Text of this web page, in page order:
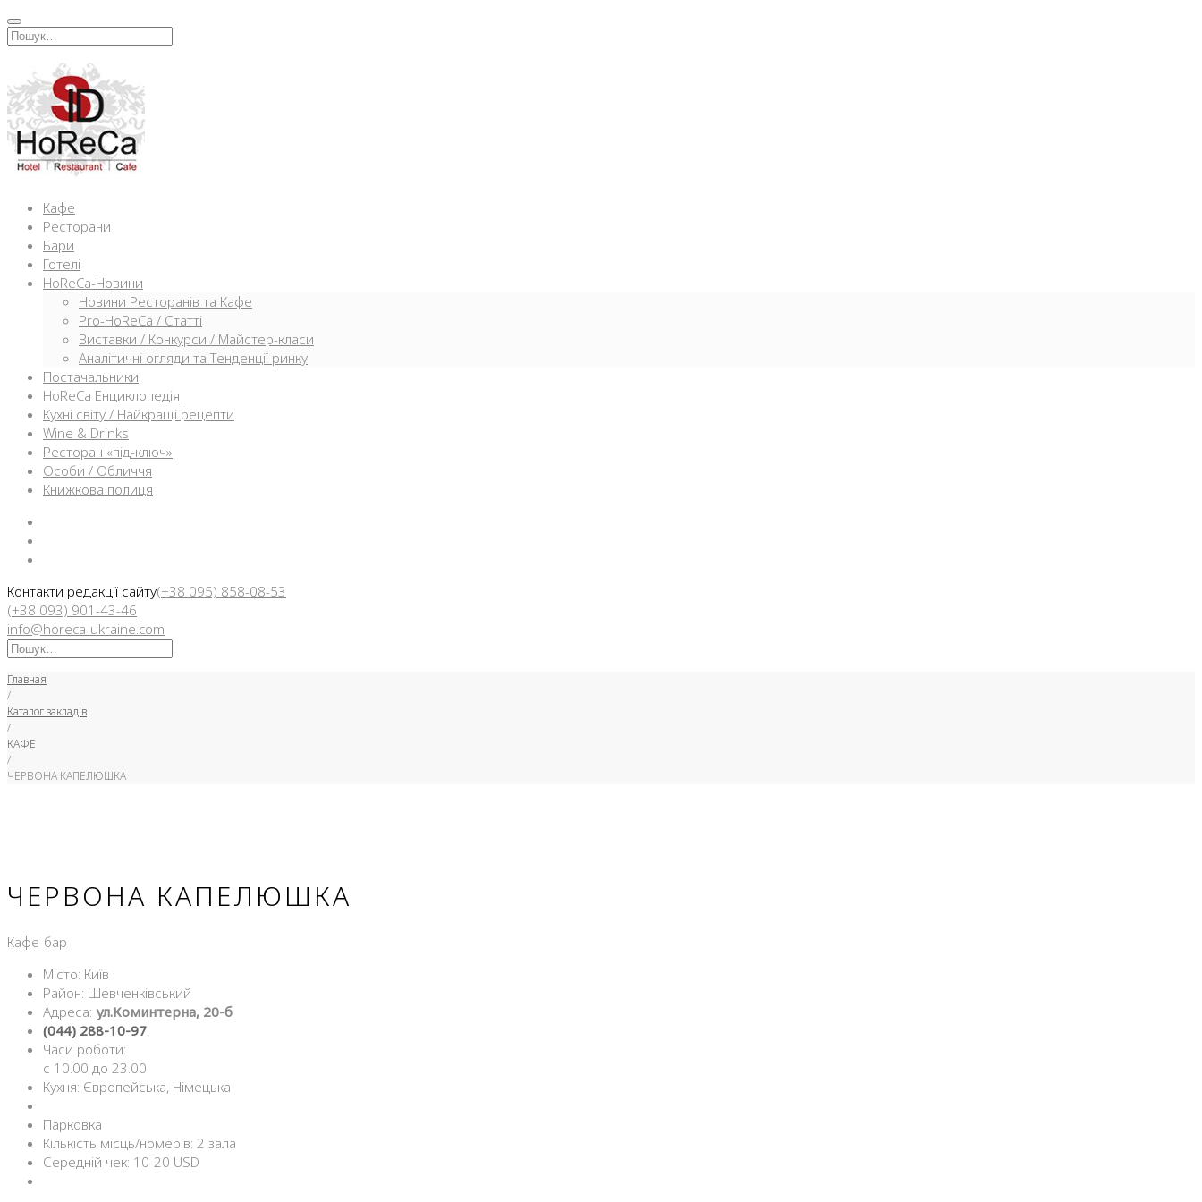
Перейти
кИскать:
Кафе
Ресторани
Бари
Готелі
HoReCa-Новини
Новини Ресторанів та Кафе
Pro-HoReCa / Статті
Виставки / Конкурси / Майстер-класи
Аналітичні огляди та Тенденції ринку
Постачальники
HoReCa Енциклопедія
Кухні світу / Найкращі рецепти
Wine & Drinks
Ресторан «під-ключ»
Особи / Обличчя
Книжкова полиця
Контакти редакції сайту(+38 095) 858-08-53
(+38 093) 901-43-46
info@horeca-ukraine.com
Искать:
Главная
/
Каталог закладів
/
КАФЕ
/
ЧЕРВОНА КАПЕЛЮШКА
ЧЕРВОНА КАПЕЛЮШКА
Кафе-бар
Місто: Київ
Район: Шевченківський
Адреса: ул.Коминтерна, 20-б
(044) 288-10-97
Часи роботи:
с 10.00 до 23.00
Кухня: Європейська, Німецька
Парковка
Кількість місць/номерів: 2 зала
Середній чек: 10-20 USD